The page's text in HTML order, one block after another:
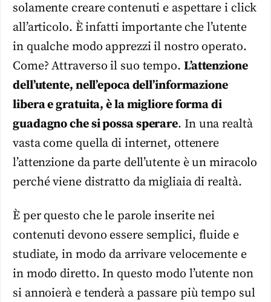
solamente creare contenuti e aspettare i click
all’articolo. È infatti importante che l’utente
in qualche modo apprezzi il nostro operato.
Come? Attraverso il suo tempo. L’attenzione
dell’utente, nell’epoca dell’informazione
libera e gratuita, è la migliore forma di
guadagno che si possa sperare. In una realtà
vasta come quella di internet, ottenere
l’attenzione da parte dell’utente è un miracolo
perché viene distratto da migliaia di realtà.
È per questo che le parole inserite nei
contenuti devono essere semplici, fluide e
studiate, in modo da arrivare velocemente e
in modo diretto. In questo modo l’utente non
si annoierà e tenderà a passare più tempo sul